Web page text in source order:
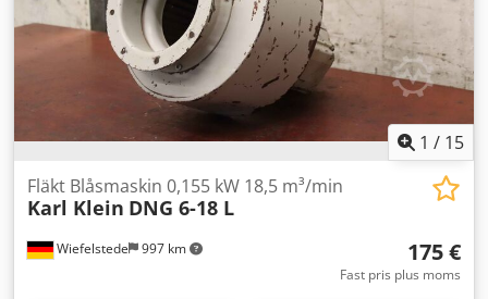
1 / 15
Wiefelstede 997 km
Fläkt Blåsmaskin 0,155 kW 18,5 m³/min
Karl Klein DNG 6-18 L
175 €
Fast pris plus moms